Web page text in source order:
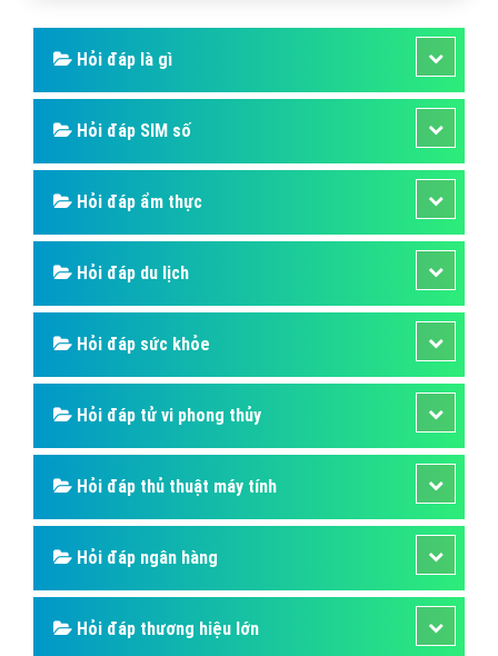
Hỏi đáp là gì
Hỏi đáp SIM số
Hỏi đáp ẩm thực
Hỏi đáp du lịch
Hỏi đáp sức khỏe
Hỏi đáp tử vi phong thủy
Hỏi đáp thủ thuật máy tính
Hỏi đáp ngân hàng
Hỏi đáp thương hiệu lớn